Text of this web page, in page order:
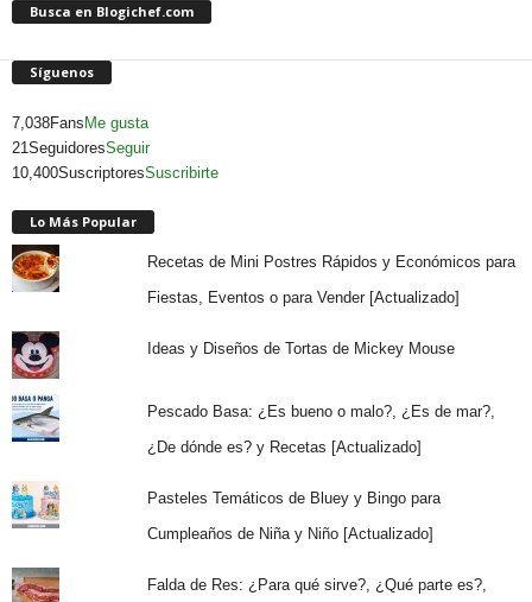
Busca en Blogichef.com
Síguenos
7,038Fans Me gusta
21 SeguidoresSeguir
10,400SuscriptoresSuscribirte
Lo Más Popular
Recetas de Mini Postres Rápidos y Económicos para
Fiestas, Eventos o para Vender [Actualizado]
Ideas y Diseños de Tortas de Mickey Mouse
Pescado Basa: ¿Es bueno o malo?, ¿Es de mar?,
¿De dónde es? y Recetas [Actualizado]
Pasteles Temáticos de Bluey y Bingo para
Cumpleaños de Niña y Niño [Actualizado]
Falda de Res: ¿Para qué sirve?, ¿Qué parte es?,